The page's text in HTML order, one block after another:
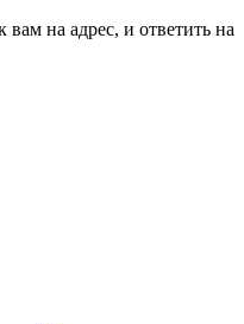
на адрес, и ответить на